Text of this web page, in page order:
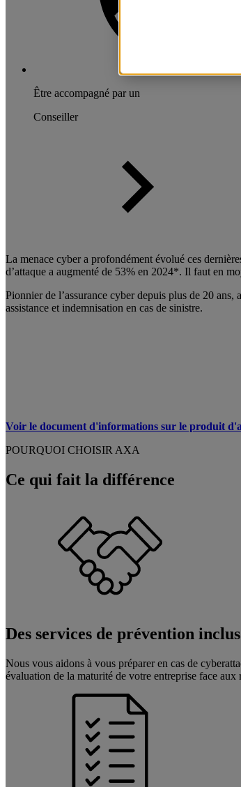
Être accompagné par un
Conseiller
La menace cyber a profondément évolué ces
d’attaque a augmenté de 53% en 2024*. Il faut en
Pionnier de l’assurance cyber depuis plus de 20
assistance et indemnisation en cas de sinistre.
Voir le document d'informations sur le produit
POURQUOI CHOISIR AXA
Ce qui fait la différence
Des services de prévention inclus
Nous vous aidons à vous préparer en cas de
évaluation de la maturité de votre entreprise face aux